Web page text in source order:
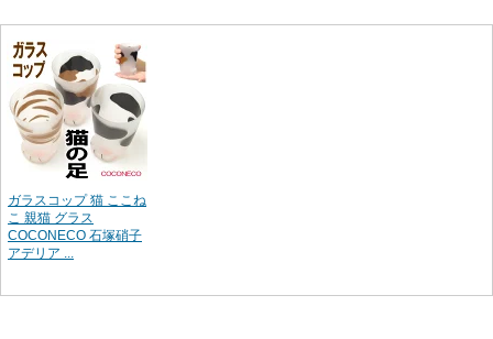
ガラスコップ 猫 ここね
こ 親猫 グラス
COCONECO 石塚硝子
アデリア ...